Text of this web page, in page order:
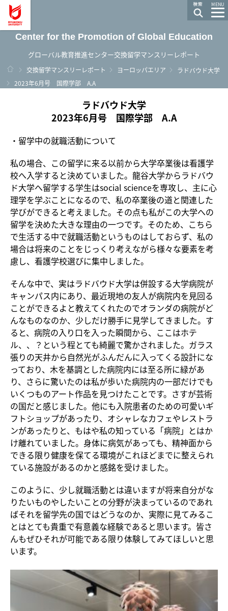
MENU
Center for the Promotion of Global Education
グローバル教育推進センター交換留学マンスリーレポート
ホーム
交換留学マンスリーレポート ヨーロッパエリア
ラドバウド大学
2023年6月号 国際学部 A.A
ラドバウド大学
2023年6月号 国際学部 A.A
・留学中の就職活動について
私の場合、この留学に来る以前から大学卒業後は看護学
校へ入学すると決めていました。龍谷大学からラドバウ
ド大学へ留学する学生はsocial scienceを専攻し、主に心
理学を学ぶことになるので、私の卒業後の道と関連した
学びができると考えました。その点も私がこの大学への
留学を決めた大きな理由の一つです。そのため、こちら
で生活する中で就職活動というものはしておらず、私の
場合は将来のことをじっくり考えながら様々な要素を考
慮し、看護学校選びに集中しました。
そんな中で、実はラドバウド大学は併設する大学病院が
キャンパス内にあり、最近現地の友人が病院内を見回る
ことができるよと教えてくれたのでオランダの病院がど
んなものなのか、少しだけ勝手に見学してきました。す
ると、病院の入り口を入った瞬間から、ここはホテ
ル、、？という程とても綺麗で驚かされました。ガラス
張りの天井から自然光がふんだんに入ってくる設計にな
っており、木を基調とした病院内には至る所に緑があ
り、さらに驚いたのは私が歩いた病院内の一部だけでも
いくつものアート作品を見つけたことです。さすが芸術
の国だと感じました。他にも入院患者のための可愛いギ
フトショップがあったり、オシャレなカフェやレストラ
ンがあったりと、もはや私の知っている「病院」とはか
け離れていました。身体に病気があっても、精神面から
できる限り健康を保てる環境がこれほどまでに整えられ
ている施設があるのかと感銘を受けました。
このように、少し就職活動とは違いますが将来自分がな
りたいものやしたいことの分野が決まっているのであれ
ばそれを留学先の国ではどうなのか、実際に見てみるこ
とはとても貴重で有意義な経験であると思います。皆さ
んもぜひそれが可能である限り体験してみてほしいと思
います。